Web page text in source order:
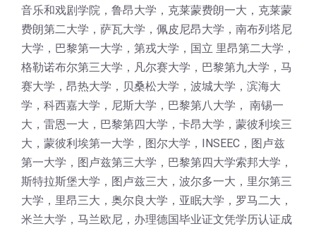
音乐和戏剧学院，鲁昂大学，克莱蒙费朗一大，克莱蒙
费朗第二大学，萨瓦大学，佩皮尼昂大学，南布列塔尼
大学，巴黎第一大学，第戎大学，国立 里昂第二大学，
格勒诺布尔第三大学，凡尔赛大学，巴黎第九大学，马
赛大学，昂热大学，贝桑松大学，波城大学，滨海大
学，科西嘉大学，尼斯大学，巴黎第八大学， 南锡一
大，雷恩一大，巴黎第四大学，卡昂大学，蒙彼利埃三
大，蒙彼利埃第一大学，图尔大学，INSEEC，图卢兹
第一大学，图卢兹第三大学，巴黎第四大学索邦大学，
斯特拉斯堡大学，图卢兹三大，波尔多一大，里尔第三
大学，里昂三大，奥尔良大学，亚眠大学，罗马二大，
米兰大学，马兰欧尼，办理德国毕业证文凭学历认证成